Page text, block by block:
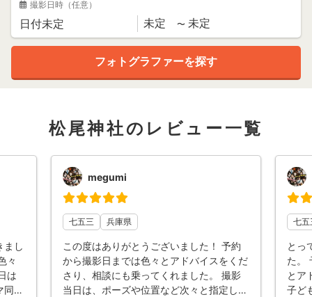
撮影日時 （任意）
松尾神社のレビュー一覧
まし
々
は
同士
megumi
七五三 兵庫県
この度はありがとうございました！ 予約
から撮影日までは色々とアドバイスをくだ
さり、相談にも乗ってくれました。 撮影
当日は、ポーズや位置など次々と指定して
七五
とっ
た。
とア
子ど